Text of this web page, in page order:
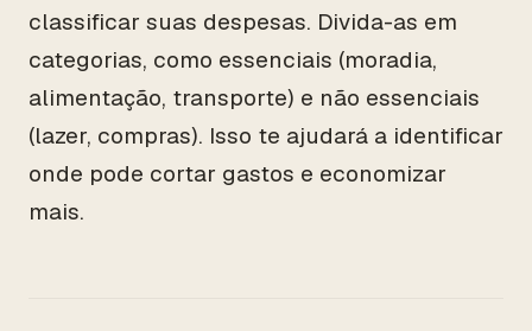
classificar suas despesas. Divida-as em
categorias, como essenciais (moradia,
alimentação, transporte) e não essenciais
(lazer, compras). Isso te ajudará a identificar
onde pode cortar gastos e economizar
mais.